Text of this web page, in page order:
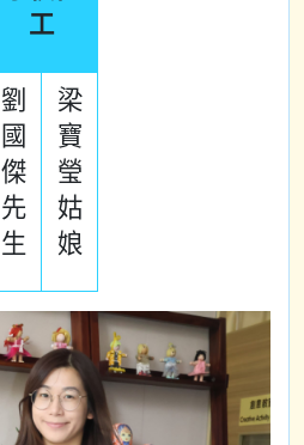
工
劉
國
傑
先
生
梁
寶
瑩
姑
娘